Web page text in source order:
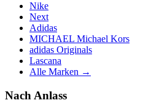
Nike
Next
Adidas
MICHAEL Michael Kors
adidas Originals
Lascana
Alle Marken →
Nach Anlass